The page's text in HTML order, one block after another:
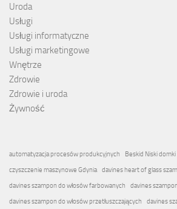
Uroda
Usługi
Usługi informatyczne
Usługi marketingowe
Wnętrze
Zdrowie
Zdrowie i uroda
Żywność
automatyzacja procesów produkcyjnych
Beskid Niski
czyszczenie maszynowe Gdynia
davines heart of glass
davines szampon do włosów farbowanych
davines
davines szampon do włosów przetłuszczających
davines